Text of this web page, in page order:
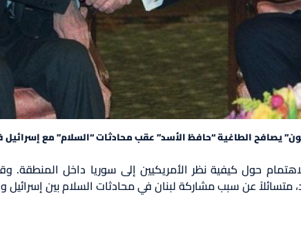
يصافح الطاغية “حافظ الأسد” عقب محادثات “السلام” مع إسرائيل في جنيف
حول كيفية نظر الأمريكيين إلى سوريا داخل
متسائلاً عن سبب مشاركة لبنان في محادثات السلام بين إسرائيل